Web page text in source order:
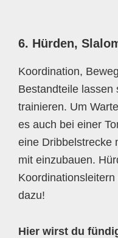
6. Hürden,
Koordination,
Bestandteile lassen
trainieren. Um
es auch bei einer
eine Dribbelstrecke
mit einzubauen.
dazu!
Hier wirst du